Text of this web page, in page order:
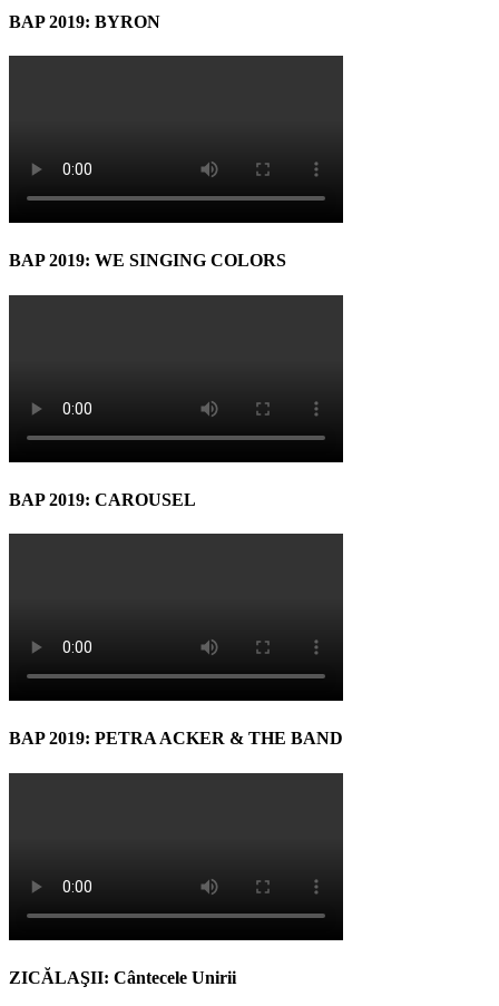
BAP 2019: BYRON
BAP 2019: WE SINGING COLORS
BAP 2019: CAROUSEL
BAP 2019: PETRA ACKER & THE BAND
ZICĂLAŞII: Cântecele Unirii